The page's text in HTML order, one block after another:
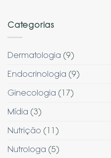
Categorias
Dermatologia (9)
Endocrinologia (9)
Ginecologia (17)
Mídia (3)
Nutrição (11)
Nutrologa (5)